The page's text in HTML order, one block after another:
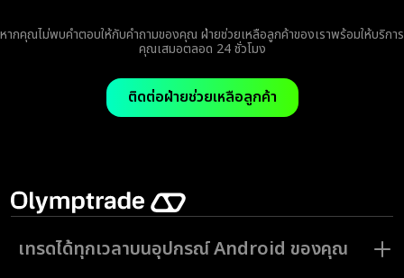
หากคุณไม่พบคำตอบให้กับคำถามของคุณ ฝ่ายช่วยเหลือลูกค้าของเราพร้อมให้บริการ
คุณเสมอตลอด 24 ชั่วโมง
ติดต่อฝ่ายช่วยเหลือลูกค้า
เทรดได้ทุกเวลาบนอุปกรณ์ Android ของคุณ